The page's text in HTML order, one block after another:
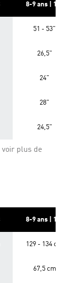
8-9 ans | 134
51 - 53"
26,5"
24"
28"
24,5"
voir plus de
8-9 ans | 134
129 - 134 cm
67,5 cm